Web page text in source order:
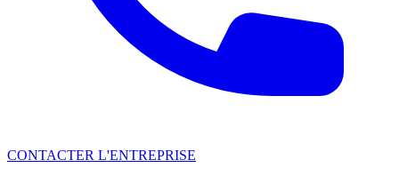
CONTACTER L'ENTREPRISE